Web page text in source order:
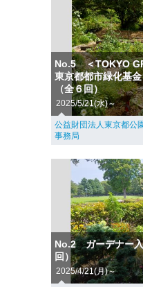
No.5 ＜TOKYO
東京都都市緑化基
（全６回）
2025/5/21(水)～
公益財団法人東京都公
事務局
No.2 ガーデナー
回）
2025/4/21(月)～